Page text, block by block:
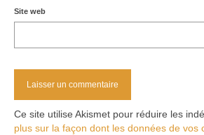
Site web
Ce site utilise Akismet pour réduire les
plus sur la façon dont les données de vos